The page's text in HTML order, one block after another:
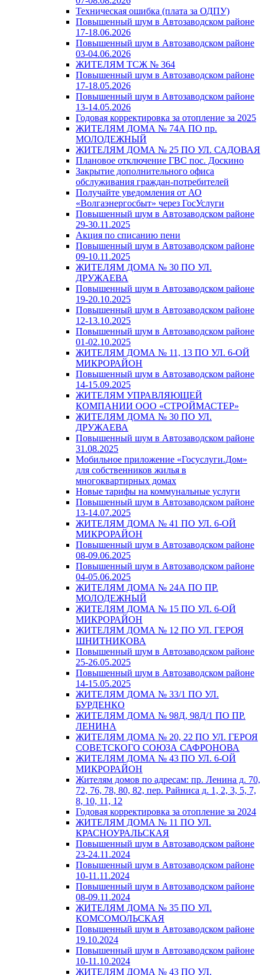
Техническая ошибка (плата за ОДПУ)
Повышенный шум в Автозаводском районе
17-18.06.2026
Повышенный шум в Автозаводском районе
03-04.06.2026
ЖИТЕЛЯМ ТСЖ № 364
Повышенный шум в Автозаводском районе
17-18.05.2026
Повышенный шум в Автозаводском районе
13-14.05.2026
Годовая корректировка за отопление за 2025
ЖИТЕЛЯМ ДОМА № 74А ПО пр.
МОЛОДЕЖНЫЙ
ЖИТЕЛЯМ ДОМА № 25 ПО УЛ. САДОВАЯ
Плановое отключение ГВС пос. Доскино
Закрытие дополнительного офиса
обслуживания граждан-потребителей
Получайте уведомления от АО
«Волгаэнергосбыт» через ГосУслуги
Повышенный шум в Автозаводском районе
29-30.11.2025
Акция по списанию пени
Повышенный шум в Автозаводском районе
09-10.11.2025
ЖИТЕЛЯМ ДОМА № 30 ПО УЛ.
ДРУЖАЕВА
Повышенный шум в Автозаводском районе
19-20.10.2025
Повышенный шум в Автозаводском районе
12-13.10.2025
Повышенный шум в Автозаводском районе
01-02.10.2025
ЖИТЕЛЯМ ДОМА № 11, 13 ПО УЛ. 6-ОЙ
МИКРОРАЙОН
Повышенный шум в Автозаводском районе
14-15.09.2025
ЖИТЕЛЯМ УПРАВЛЯЮЩЕЙ
КОМПАНИИ ООО «СТРОЙМАСТЕР»
ЖИТЕЛЯМ ДОМА № 30 ПО УЛ.
ДРУЖАЕВА
Повышенный шум в Автозаводском районе
31.08.2025
Мобильное приложение «Госуслуги.Дом»
для собственников жилья в
многоквартирных домах
Новые тарифы на коммунальные услуги
Повышенный шум в Автозаводском районе
13-14.07.2025
ЖИТЕЛЯМ ДОМА № 41 ПО УЛ. 6-ОЙ
МИКРОРАЙОН
Повышенный шум в Автозаводском районе
08-09.06.2025
Повышенный шум в Автозаводском районе
04-05.06.2025
ЖИТЕЛЯМ ДОМА № 24А ПО ПР.
МОЛОДЕЖНЫЙ
ЖИТЕЛЯМ ДОМА № 15 ПО УЛ. 6-ОЙ
МИКРОРАЙОН
ЖИТЕЛЯМ ДОМА № 12 ПО УЛ. ГЕРОЯ
ШНИТНИКОВА
Повышенный шум в Автозаводском районе
25-26.05.2025
Повышенный шум в Автозаводском районе
14-15.05.2025
ЖИТЕЛЯМ ДОМА № 33/1 ПО УЛ.
БУРДЕНКО
ЖИТЕЛЯМ ДОМА № 98Д, 98Д/1 ПО ПР.
ЛЕНИНА
ЖИТЕЛЯМ ДОМА № 20, 22 ПО УЛ. ГЕРОЯ
СОВЕТСКОГО СОЮЗА САФРОНОВА
ЖИТЕЛЯМ ДОМА № 43 ПО УЛ. 6-ОЙ
МИКРОРАЙОН
Жителям домов по адресам: пр. Ленина д. 70,
72, 76, 78, 80, 82, пер. Райниса д. 1, 2, 3, 5, 7,
8, 10, 11, 12
Годовая корректировка за отопление за 2024
ЖИТЕЛЯМ ДОМА № 11 ПО УЛ.
КРАСНОУРАЛЬСКАЯ
Повышенный шум в Автозаводском районе
23-24.11.2024
Повышенный шум в Автозаводском районе
10-11.11.2024
Повышенный шум в Автозаводском районе
08-09.11.2024
ЖИТЕЛЯМ ДОМА № 35 ПО УЛ.
КОМСОМОЛЬСКАЯ
Повышенный шум в Автозаводском районе
19.10.2024
Повышенный шум в Автозаводском районе
10-11.10.2024
ЖИТЕЛЯМ ДОМА № 43 ПО УЛ.